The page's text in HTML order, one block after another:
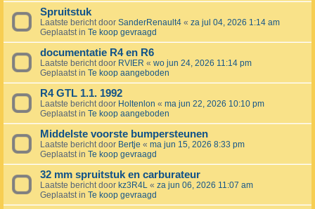
Spruitstuk
Laatste bericht door SanderRenault4 « za jul 04, 2026 1:14 am
Geplaatst in Te koop gevraagd
documentatie R4 en R6
Laatste bericht door RVIER « wo jun 24, 2026 11:14 pm
Geplaatst in Te koop aangeboden
R4 GTL 1.1. 1992
Laatste bericht door Holtenlon « ma jun 22, 2026 10:10 pm
Geplaatst in Te koop aangeboden
Middelste voorste bumpersteunen
Laatste bericht door Bertje « ma jun 15, 2026 8:33 pm
Geplaatst in Te koop gevraagd
32 mm spruitstuk en carburateur
Laatste bericht door kz3R4L « za jun 06, 2026 11:07 am
Geplaatst in Te koop gevraagd